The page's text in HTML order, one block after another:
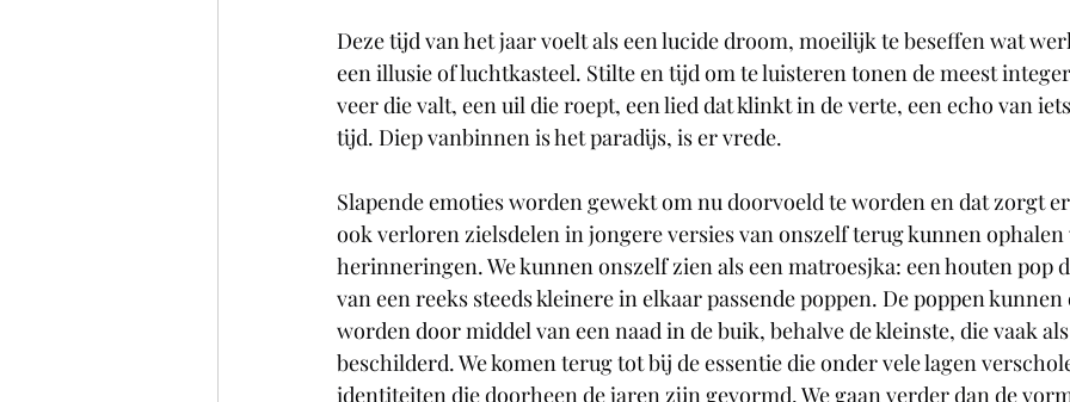
Deze tijd van het jaar voelt als een lucide droom, moeilijk te beseffen wat
een illusie of luchtkasteel. Stilte en tijd om te luisteren tonen de meest
veer die valt, een uil die roept, een lied dat klinkt in de verte, een echo van
tijd. Diep vanbinnen is het paradijs, is er vrede.
Slapende emoties worden gewekt om nu doorvoeld te worden en dat zorgt
ook verloren zielsdelen in jongere versies van onszelf terug kunnen
herinneringen. We kunnen onszelf zien als een matroesjka: een houten pop
van een reeks steeds kleinere in elkaar passende poppen. De poppen
worden door middel van een naad in de buik, behalve de kleinste, die vaak
beschilderd. We komen terug tot bij de essentie die onder vele lagen
identiteiten die doorheen de jaren zijn gevormd. We gaan verder dan de